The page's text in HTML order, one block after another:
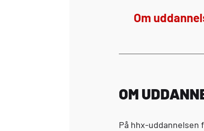
Om
OM
På hhx-uddannelsen